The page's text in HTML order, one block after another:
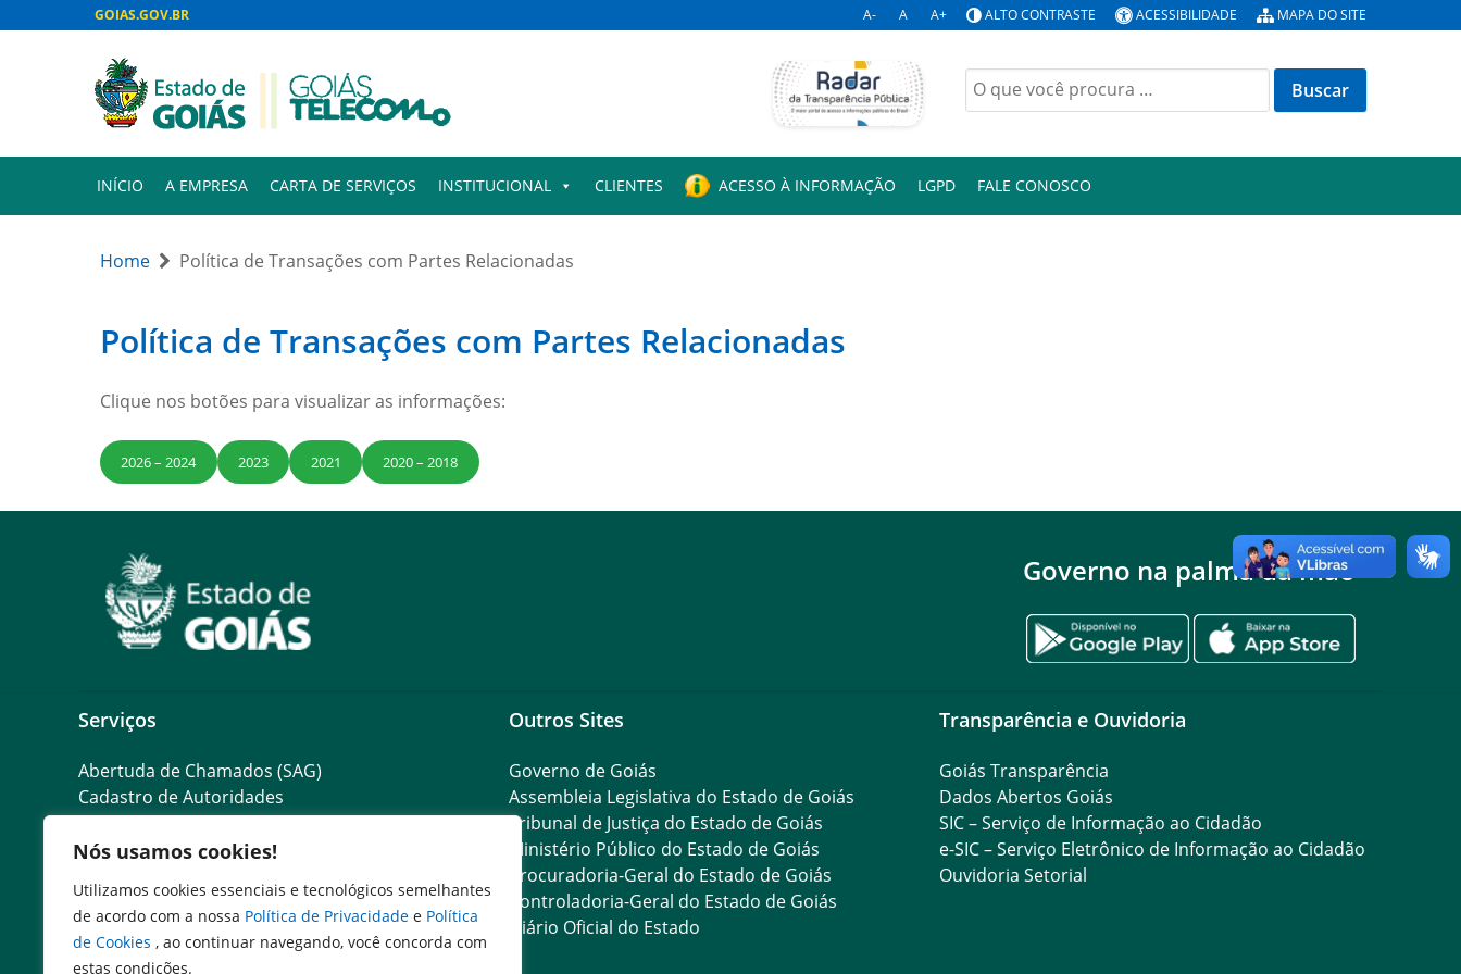
Nós usamos cookies!
Utilizamos cookies essenciais e tecnológicos semelhantes
de acordo com a nossa Política de Privacidade e Política
de Cookies , ao continuar navegando, você concorda com
estas condições.
GOIAS.GOV.BR A- A A+ ALTO CONTRASTE ACESSIBILIDADE MAPA DO SITE
Buscar
por:
INÍCIO A EMPRESA CARTA DE SERVIÇOS INSTITUCIONAL CLIENTES ACESSO À INFORMAÇÃO LGPD FALE CONOSCO
Home Política de Transações com Partes Relacionadas
Política de Transações com Partes Relacionadas
Clique nos botões para visualizar as informações:
2026 – 2024 2023 2021 2020 – 2018
Governo na palma da mão
Serviços
Abertuda de Chamados (SAG)
Cadastro de Autoridades
Consultar Contracheque
Escola de Governo
Outros Sites
Governo de Goiás
Assembleia Legislativa do Estado de Goiás
Tribunal de Justiça do Estado de Goiás
Ministério Público do Estado de Goiás
Procuradoria-Geral do Estado de Goiás
Controladoria-Geral do Estado de Goiás
Diário Oficial do Estado
Transparência e Ouvidoria
Goiás Transparência
Dados Abertos Goiás
SIC – Serviço de Informação ao Cidadão
e-SIC – Serviço Eletrônico de Informação ao Cidadão
Ouvidoria Setorial